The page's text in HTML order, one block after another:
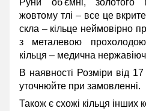
Руни об'ємні, золотого
жовтому тлі – все це
скла – кільце неймовірно
з металевою
кільця – медична
В наявності Розміри від
уточнюйте при замовленні.
Також є схожі кільця інших